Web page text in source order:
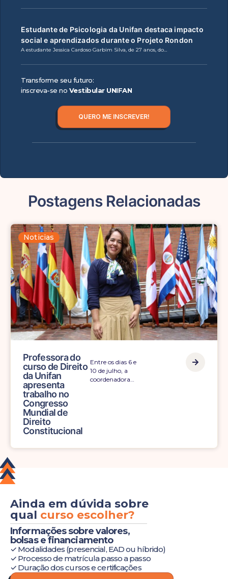
Estudante de Psicologia da Unifan destaca impacto
social e aprendizados durante o Projeto Rondon
A estudante Jessica Cardoso Garbim Silva, de 27 anos, do…
Transforme seu futuro:
inscreva-se no Vestibular UNIFAN
QUERO ME INSCREVER!
Postagens Relacionadas
Noticias
Professora do
curso de Direito
da Unifan
apresenta
trabalho no
Congresso
Mundial de
Constitucional
Entre os dias 6 e
coordenadora…
Ainda em dúvida sobre
qual curso escolher?
Informações sobre valores,
bolsas e financiamento
✓ Modalidades (presencial, EAD ou híbrido)
✓ Processo de matrícula passo a passo
✓ Duração dos cursos e certificações